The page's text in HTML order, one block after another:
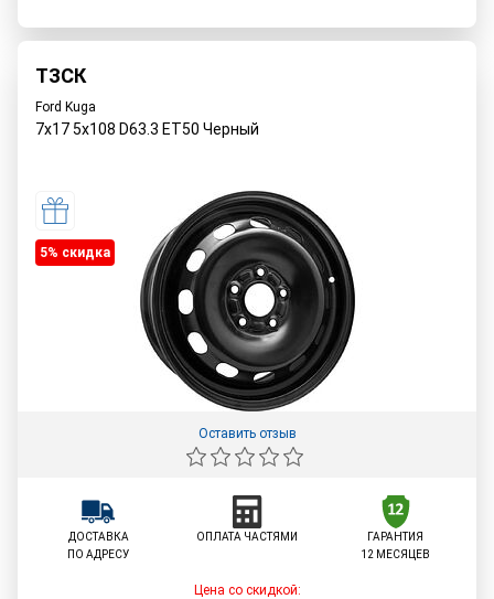
ТЗСК
Ford Kuga
7x17 5x108 D63.3 ET50 Черный
5% cкидка
Оставить отзыв
ДОСТАВКА
ПО АДРЕСУ
ОПЛАТА ЧАСТЯМИ
ГАРАНТИЯ
12 МЕСЯЦЕВ
Цена со скидкой: